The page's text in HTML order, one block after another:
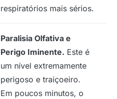
respiratórios mais sérios.
Paralisia Olfativa e
Perigo Iminente. Este é
um nível extremamente
perigoso e traiçoeiro.
Em poucos minutos, o